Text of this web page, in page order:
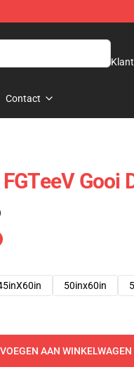
Contact
Gooi
50inx60in
AAN WINKELWAGEN